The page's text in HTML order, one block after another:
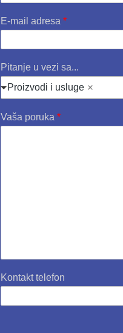
E-mail adresa *
Pitanje u vezi sa...
Proizvodi i usluge
Vaša poruka *
Kontakt telefon